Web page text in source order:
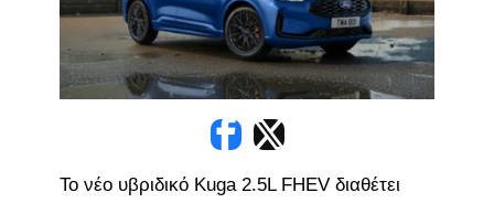
To νέο υβριδικό Kuga 2.5L FHEV διαθέτει